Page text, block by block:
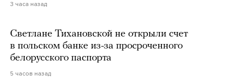
3 часа назад
Светлане Тихановской не открыли счет
в польском банке из-за просроченного
белорусского паспорта
5 часов назад